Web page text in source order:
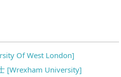
Of West London]
[Wrexham University]